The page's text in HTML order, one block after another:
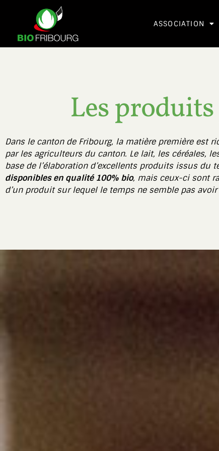
ASSOCIATION
Les
Dans le canton de Fribourg, la matière première est
par les agriculteurs du canton. Le lait, les céréales,
base de l’élaboration d’excellents produits issus du
disponibles en qualité 100% bio, mais ceux-ci sont
d’un produit sur lequel le temps ne semble pas avoir